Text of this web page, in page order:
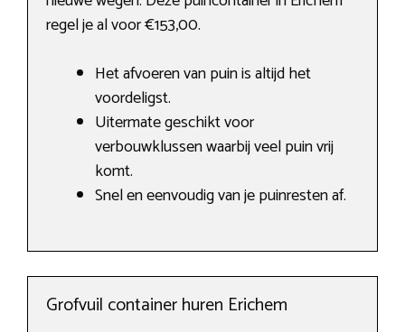
regel je al voor €153,00.
Het afvoeren van puin is altijd het
voordeligst.
Uitermate geschikt voor
verbouwklussen waarbij veel puin vrij
komt.
Snel en eenvoudig van je puinresten af.
Grofvuil container huren Erichem